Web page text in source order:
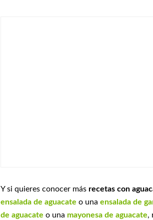
Y si quieres conocer más recetas con
ensalada de aguacate o una ensalada de
de aguacate o una mayonesa de aguacate,